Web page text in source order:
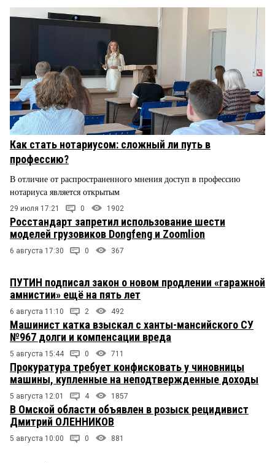
Как стать нотариусом: сложный ли путь в
профессию?
В отличие от распространенного мнения доступ в профессию
нотариуса является открытым
29 июля 17:21 0 1902
Росстандарт запретил использование шести
моделей грузовиков Dongfeng и Zoomlion
6 августа 17:30 0 367
ПУТИН подписал закон о новом продлении «гаражной
амнистии» ещё на пять лет
6 августа 11:10 2 492
Машинист катка взыскал с ханты-мансийского СУ
№967 долги и компенсации вреда
5 августа 15:44 0 711
Прокуратура требует конфисковать у чиновницы
машины, купленные на неподтвержденные доходы
5 августа 12:01 4 1857
В Омской области объявлен в розыск рецидивист
Дмитрий ОЛЕННИКОВ
5 августа 10:00 0 881